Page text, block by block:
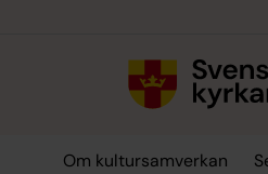
Om kultursamverkan